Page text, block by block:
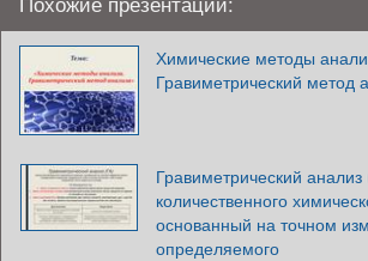
Химические методы
Гравиметрический метод
Гравиметрический
количественного
основанный на точном
определяемого